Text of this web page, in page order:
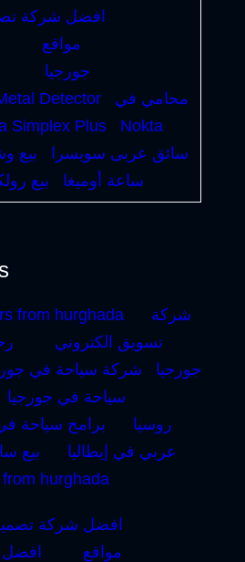
افضل شركة
مواقع
جورجيا
Detector
محامي في
Simplex Plus
Nokta
سائق عربى سويسرا
بيع
ساعة أوميغا
بيع
from hurghada
شركة
تسويق الكتروني
جورجيا
شركة سياحة في
سياحة في جورجيا
روسيا
برامج سياحة
عربي في إيطاليا
بيع
hurghada
افضل شركة
مواقع